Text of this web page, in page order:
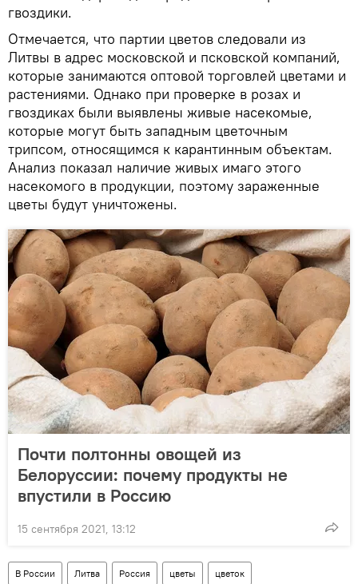
гвоздики.
Отмечается, что партии цветов следовали из
Литвы в адрес московской и псковской компаний,
которые занимаются оптовой торговлей цветами и
растениями. Однако при проверке в розах и
гвоздиках были выявлены живые насекомые,
которые могут быть западным цветочным
трипсом, относящимся к карантинным объектам.
Анализ показал наличие живых имаго этого
насекомого в продукции, поэтому зараженные
цветы будут уничтожены.
Почти полтонны овощей из
Белоруссии: почему продукты не
впустили в Россию
15 сентября 2021, 13:12
В России Литва Россия цветы цветок